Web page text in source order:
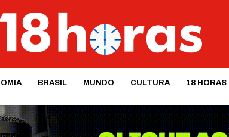
BRASIL MUNDO CULTURA 18 HORAS